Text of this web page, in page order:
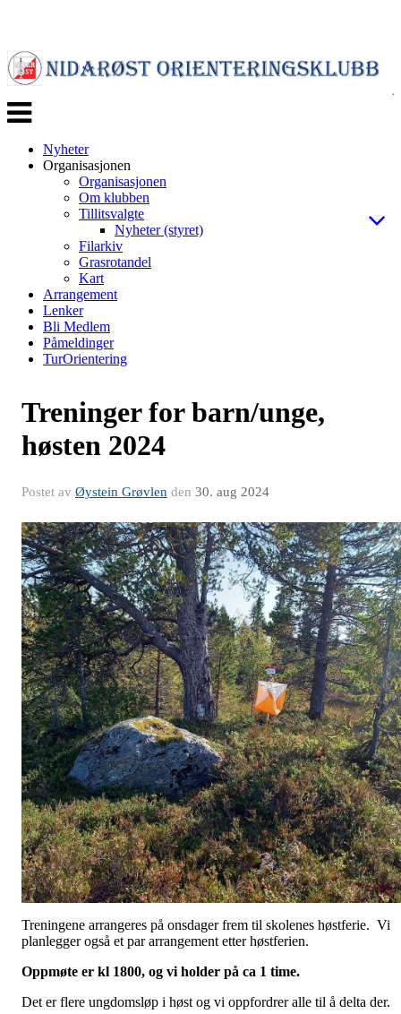
Veksle
navigasjon
Nyheter
Organisasjonen
Organisasjonen
Om klubben
Tillitsvalgte
Nyheter (styret)
Filarkiv
Grasrotandel
Kart
Arrangement
Lenker
Bli Medlem
Påmeldinger
TurOrientering
Treninger for barn/unge,
høsten 2024
Postet av Øystein Grøvlen den 30. aug 2024
Treningene arrangeres på onsdager frem til skolenes høstferie. Vi
planlegger også et par arrangement etter høstferien.
Oppmøte er kl 1800, og vi holder på ca 1 time.
Det er flere ungdomsløp i høst og vi oppfordrer alle til å delta der.